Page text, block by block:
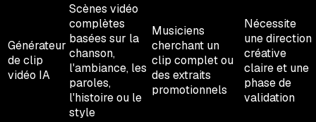
Générateur
de clip
vidéo IA
Scènes vidéo
complètes
basées sur la
chanson,
l'ambiance, les
paroles,
l'histoire ou le
style
Musiciens
cherchant un
clip complet ou
des extraits
promotionnels
Nécessite
une direction
créative
claire et une
phase de
validation